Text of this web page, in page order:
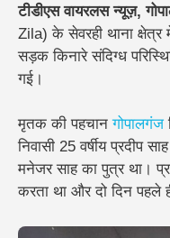
टीडीएस वायरलस न्यूज़,
Zila) के सेवरही थाना
सड़क किनारे संदिग्ध
गई।
मृतक की पहचानगोपालगंज
निवासी 25 वर्षीयप्रदीप साह
मनेजर साह का पुत्र था।
करता था और दो दिन पहले